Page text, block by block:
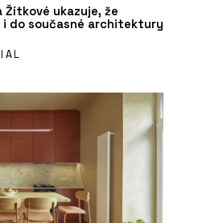
ukazuje, že
do současné architektury